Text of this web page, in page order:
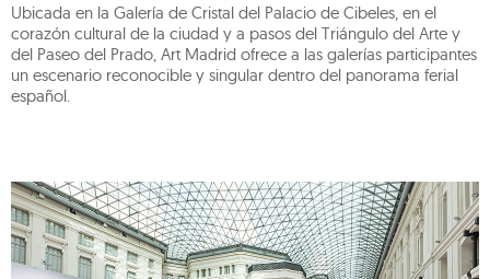
Ubicada en la Galería de Cristal del Palacio de Cibeles, en el
corazón cultural de la ciudad y a pasos del Triángulo del Arte y
del Paseo del Prado, Art Madrid ofrece a las galerías participantes
un escenario reconocible y singular dentro del panorama ferial
español.